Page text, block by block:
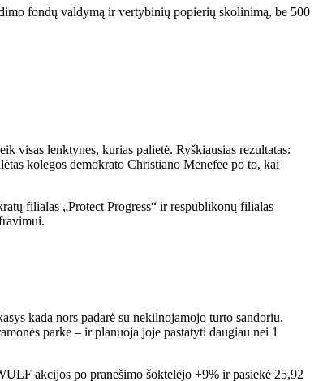
fondų valdymą ir vertybinių popierių skolinimą, be 500
visas lenktynes, kurias palietė. Ryškiausias rezultatas:
kolegos demokrato Christiano Menefee po to, kai
filialas „Protect Progress“ ir respublikonų filialas
kada nors padarė su nekilnojamojo turto sandoriu.
parke – ir planuoja joje pastatyti daugiau nei 1
akcijos po pranešimo šoktelėjo +9% ir pasiekė 25,92